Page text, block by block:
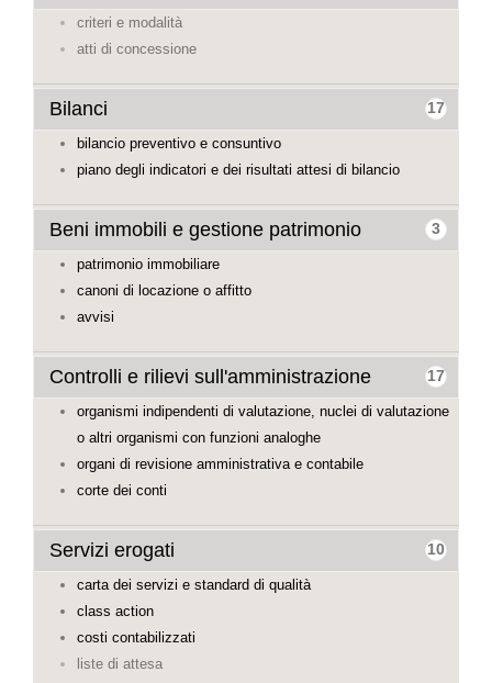
criteri e modalità
atti di concessione
17
Bilanci
bilancio preventivo e consuntivo
piano degli indicatori e dei risultati attesi di bilancio
3
Beni immobili e gestione patrimonio
patrimonio immobiliare
canoni di locazione o affitto
avvisi
17
Controlli e rilievi sull'amministrazione
organismi indipendenti di valutazione, nuclei di valutazione
o altri organismi con funzioni analoghe
organi di revisione amministrativa e contabile
corte dei conti
10
Servizi erogati
carta dei servizi e standard di qualità
class action
costi contabilizzati
liste di attesa